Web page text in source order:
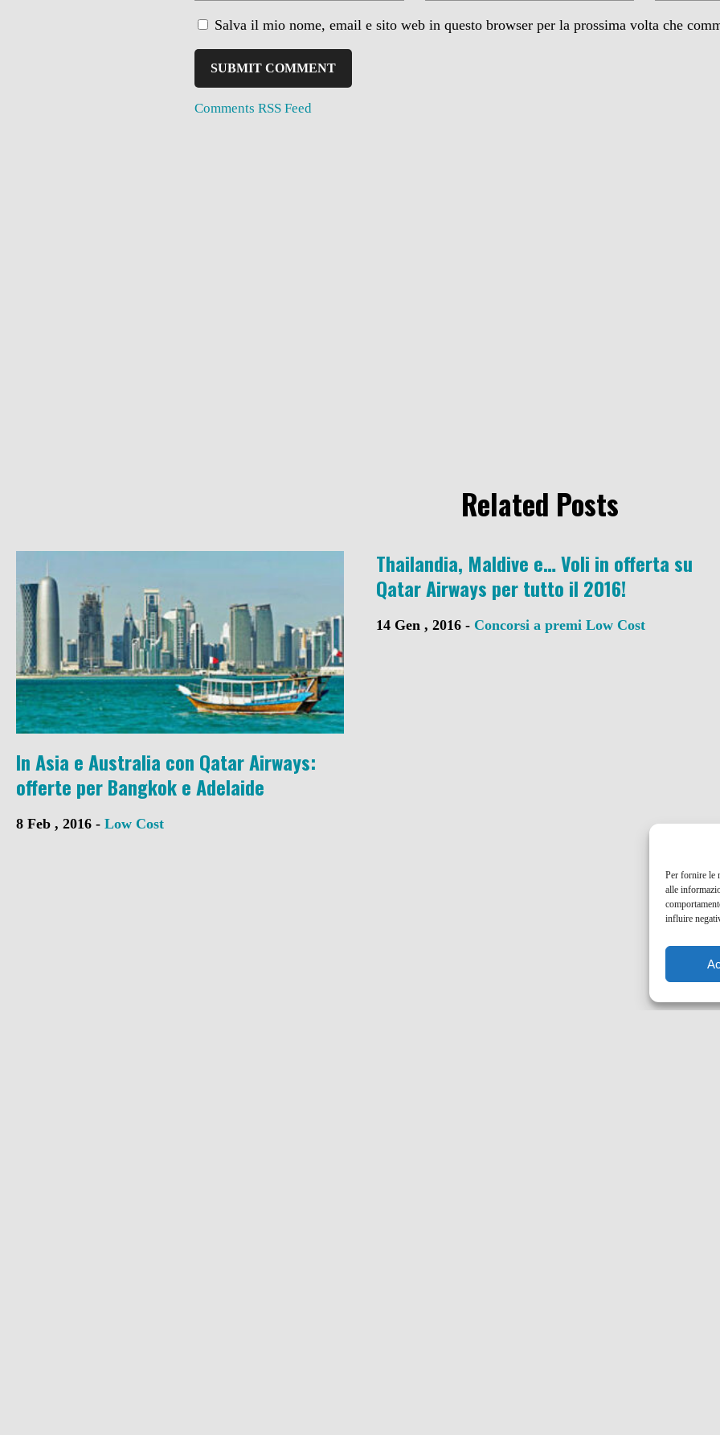
Per fornire le
alle
influire
Salva il mio nome, email e sito web in questo browser per la prossima volta che
Comments RSS Feed
Related Posts
In Asia e Australia con Qatar Airways:
offerte per Bangkok e Adelaide
8 Feb , 2016 -Low Cost
Thailandia, Maldive e… Voli in offerta su
Qatar Airways per tutto il 2016!
14 Gen , 2016 - Concorsi a premi Low Cost